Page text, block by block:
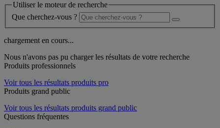
Utiliser le moteur de recherche
Que cherchez-vous ?
chargement en cours...
Nous n'avons pas pu charger les résultats de votre recherche
Produits professionnels
Voir tous les résultats produits pro
Produits grand public
Voir tous les résultats produits grand public
Questions fréquentes